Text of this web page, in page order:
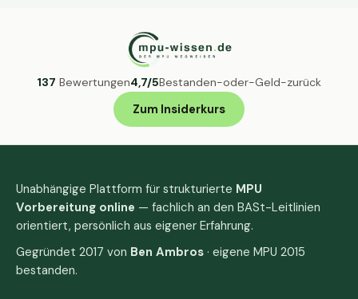
137 Bewertungen4,7/5Bestanden-oder-Geld-zurück
Zum Insiderkurs
Unabhängige Plattform für strukturierte MPU
Vorbereitung online — fachlich an den BASt-Leitlinien
orientiert, persönlich aus eigener Erfahrung.
Gegründet 2017 von Ben Ambros · eigene MPU 2015
bestanden.